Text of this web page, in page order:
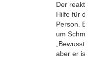
Der
Hilfe für
Person.
um
aber er